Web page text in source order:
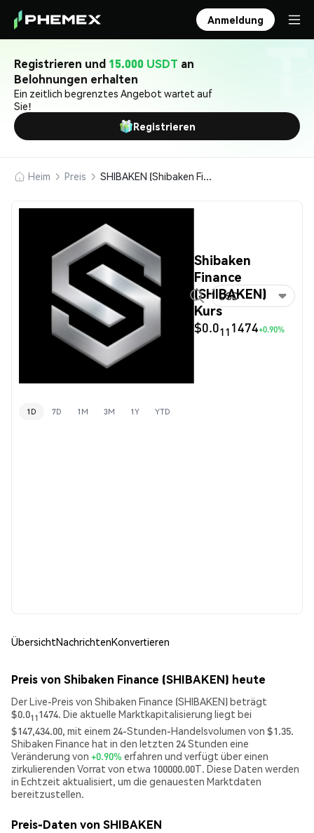
Anmeldung
Registrieren und 15.000 USDT an
Belohnungen erhalten
Ein zeitlich begrenztes Angebot wartet auf
Sie!
Registrieren
Heim Preis SHIBAKEN (Shibaken Finance)
Shibaken
Finance
(SHIBAKEN)
Kurs
$0.011 1474+0.90%
USD
1D 7D 1M 3M 1Y YTD
ÜbersichtNachrichtenKonvertieren
Preis von Shibaken Finance (SHIBAKEN) heute
Der Live-Preis von Shibaken Finance (SHIBAKEN) beträgt
$0.0111474. Die aktuelle Marktkapitalisierung liegt bei
$147,434.00, mit einem 24-Stunden-Handelsvolumen von $1.35.
Shibaken Finance hat in den letzten 24 Stunden eine
Veränderung von +0.90% erfahren und verfügt über einen
zirkulierenden Vorrat von etwa 100000.00T. Diese Daten werden
in Echtzeit aktualisiert, um die genauesten Marktdaten
bereitzustellen.
Preis-Daten von SHIBAKEN